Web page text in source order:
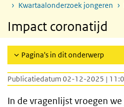
Kwartaalonderzoek jongeren
Impact coronatijd
Pagina's in dit onderwerp
Publicatiedatum 02-12-2025 |
In de vragenlijst vroegen